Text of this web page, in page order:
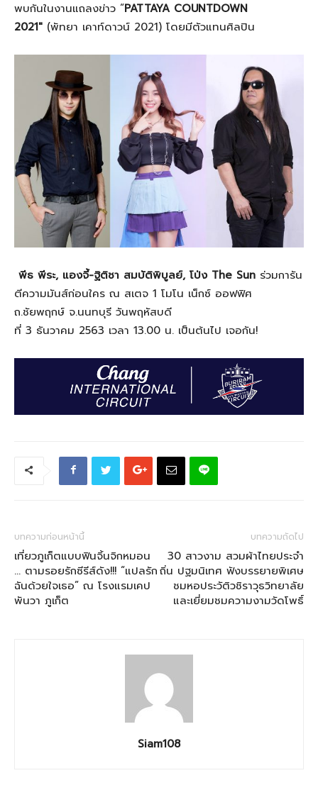
พบกันในงานแถลงข่าว “PATTAYA COUNTDOWN
2021″ (พัทยา เคาท์ดาวน์ 2021) โดยมีตัวแทนศิลปิน
พีธ พีระ, แองจี้-ฐิติชา สมบัติพิบูลย์, โป่ง The Sun ร่วมการัน
ตีความมันส์ก่อนใคร ณ สเตจ 1 โมโน เน็กซ์ ออฟฟิศ
ถ.ชัยพฤกษ์ จ.นนทบุรี วันพฤหัสบดี
ที่ 3 ธันวาคม 2563 เวลา 13.00 น. เป็นต้นไป เจอกัน!
บทความก่อนหน้านี้
เที่ยวภูเก็ตแบบฟินจิ้นจิกหมอน
… ตามรอยรักซีรีส์ดัง!!! “แปลรัก
ฉันด้วยใจเธอ” ณ โรงแรมเคป
พันวา ภูเก็ต
บทความถัดไป
30 สาวงาม สวมผ้าไทยประจำ
ถิ่น ปฐมนิเทศ ฟังบรรยายพิเศษ
ชมหอประวัติวชิราวุธวิทยาลัย
และเยี่ยมชมความงามวัดโพธิ์
Siam108